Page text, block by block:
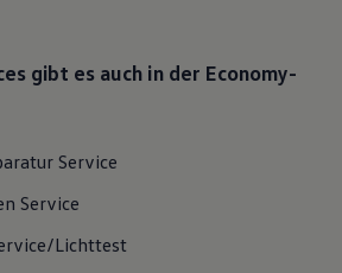
gibt es auch in der Economy-
Service
Service
/Lichttest